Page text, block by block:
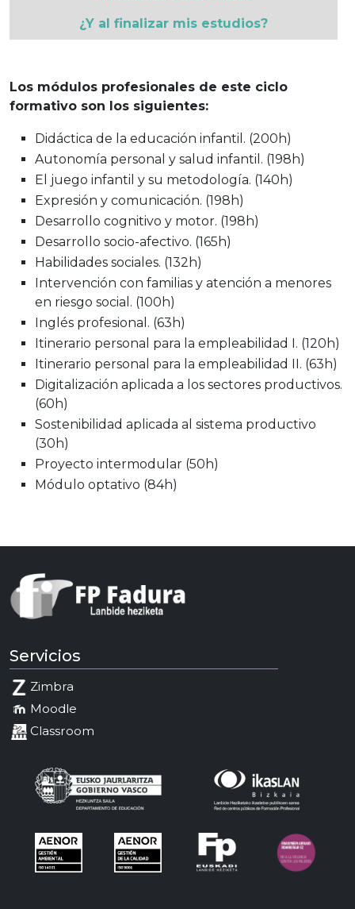
¿Y al finalizar mis estudios?
Los módulos profesionales de este ciclo
formativo son los siguientes:
Didáctica de la educación infantil. (200h)
Autonomía personal y salud infantil. (198h)
El juego infantil y su metodología. (140h)
Expresión y comunicación. (198h)
Desarrollo cognitivo y motor. (198h)
Desarrollo socio-afectivo. (165h)
Habilidades sociales. (132h)
Intervención con familias y atención a menores
en riesgo social. (100h)
Inglés profesional. (63h)
Itinerario personal para la empleabilidad I. (120h)
Itinerario personal para la empleabilidad II. (63h)
Digitalización aplicada a los sectores productivos.
(60h)
Sostenibilidad aplicada al sistema productivo
(30h)
Proyecto intermodular (50h)
Módulo optativo (84h)
Servicios
Zimbra
Moodle
Classroom